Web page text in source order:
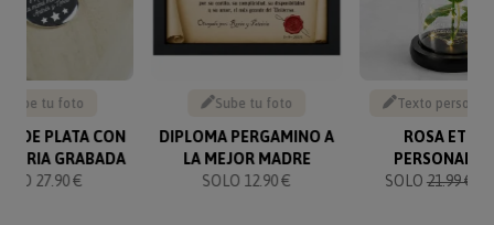
DE PLATA CON
GRABADA
DIPLOMA PERGAMINO A
LA MEJOR MADRE
Texto
ROSA